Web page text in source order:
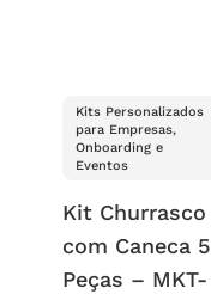
Kits Personalizados
para Empresas,
Onboarding e
Eventos
Kit Churrasco
com Caneca 5
Peças – MKT-